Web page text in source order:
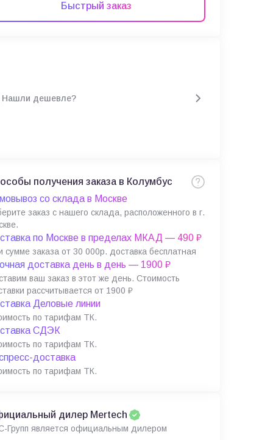
Быстрый заказ
Нашли дешевле?
получения заказа в Колумбус
со склада в Москве
заказ с нашего склада, расположенного в г.
по Москве в пределах МКАД — 490 ₽
сумме заказа от 30 000р. доставка бесплатная
доставка день в день — 1900 ₽
ваш заказ в этот же день. Стоимость
рассчитывается от 1900 ₽
Деловые линии
по тарифам ТК.
СДЭК
по тарифам ТК.
доставка
по тарифам ТК.
дилер Mertech
Групп является официальным дилером